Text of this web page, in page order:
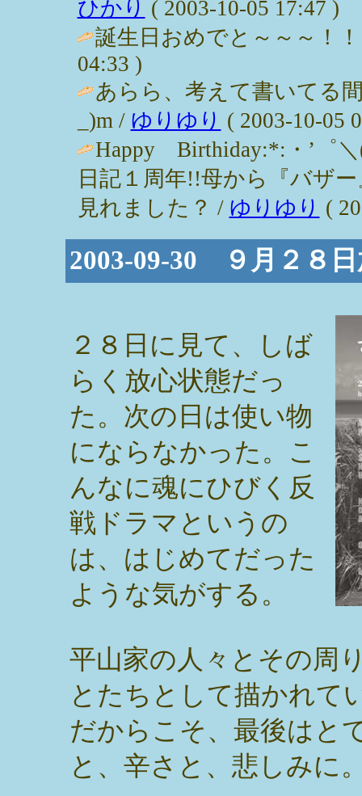
ひかり ( 2003-10-05 17:47 )
誕生日おめでと～～～！
04:33 )
あらら、考えて書いてる
_)m / ゆりゆり ( 2003-10-05
Happy Birthiday:*:・’゜
日記１周年!!母から『バザ
見れました？ / ゆりゆり (
2003-09-30 ９月２８
２８日に見て、しば
らく放心状態だっ
た。次の日は使い物
にならなかった。こ
んなに魂にひびく反
戦ドラマというの
は、はじめてだった
ような気がする。
平山家の人々とその周
とたちとして描かれて
だからこそ、最後はと
と、辛さと、悲しみに